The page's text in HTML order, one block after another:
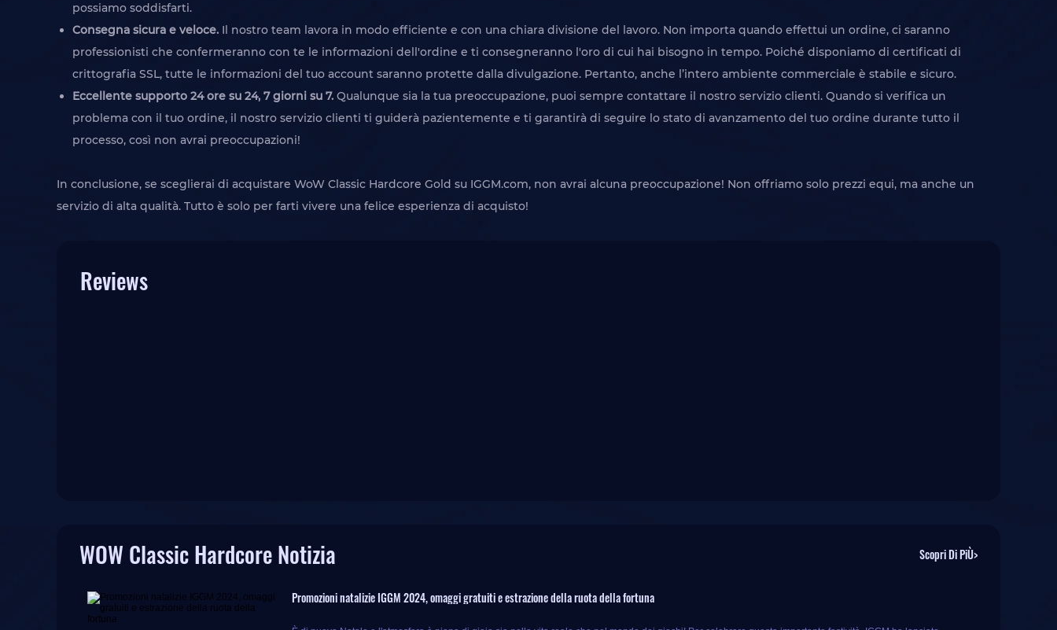
possiamo soddisfarti.
Consegna sicura e veloce. Il nostro team lavora in modo efficiente e con una chiara divisione del lavoro. Non importa quando effettui un ordine, ci saranno
professionisti che confermeranno con te le informazioni dell'ordine e ti consegneranno l'oro di cui hai bisogno in tempo. Poiché disponiamo di certificati di
crittografia SSL, tutte le informazioni del tuo account saranno protette dalla divulgazione. Pertanto, anche l’intero ambiente commerciale è stabile e sicuro.
Eccellente supporto 24 ore su 24, 7 giorni su 7. Qualunque sia la tua preoccupazione, puoi sempre contattare il nostro servizio clienti. Quando si verifica un
problema con il tuo ordine, il nostro servizio clienti ti guiderà pazientemente e ti garantirà di seguire lo stato di avanzamento del tuo ordine durante tutto il
processo, così non avrai preoccupazioni!
In conclusione, se sceglierai di acquistare WoW Classic Hardcore Gold su IGGM.com, non avrai alcuna preoccupazione! Non offriamo solo prezzi equi, ma anche un
servizio di alta qualità. Tutto è solo per farti vivere una felice esperienza di acquisto!
Reviews
WOW Classic Hardcore Notizia Scopri Di PiÙ>
Promozioni natalizie IGGM 2024, omaggi gratuiti e estrazione della ruota della fortuna